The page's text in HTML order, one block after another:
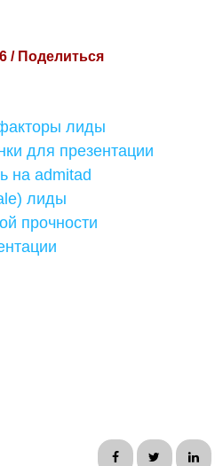
/ Поделиться
лиды
для презентации
на admitad
лиды
прочности